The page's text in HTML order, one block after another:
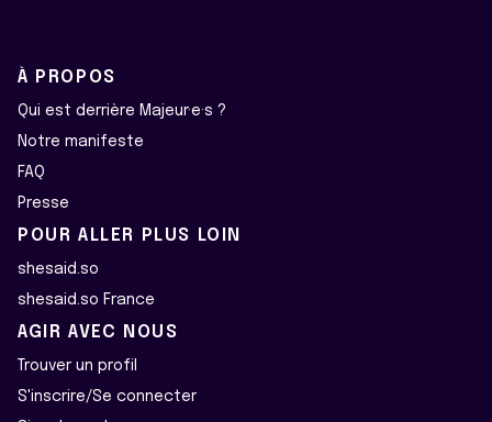
À PROPOS
Qui est derrière Majeur·e·s ?
Notre manifeste
FAQ
Presse
POUR ALLER PLUS LOIN
shesaid.so
shesaid.so France
AGIR AVEC NOUS
Trouver un profil
S'inscrire/Se connecter